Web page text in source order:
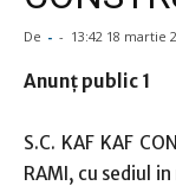
De - - 13:42 18 martie
Anunţ public 1
S.C. KAF KAF
RAMI, cu sediul